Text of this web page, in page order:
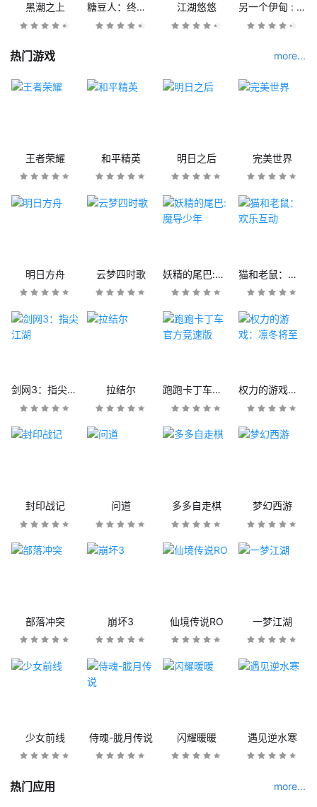
黑潮之上 糖豆人：终极淘汰赛 江湖悠悠 另一个伊甸 : 超越时空的猫
热门游戏 more...
王者荣耀 和平精英 明日之后 完美世界
明日方舟 云梦四时歌 妖精的尾巴:魔导少年 猫和老鼠：欢乐互动
剑网3：指尖江湖 拉结尔 跑跑卡丁车官方竞速版 权力的游戏：凛冬将至
封印战记 问道 多多自走棋 梦幻西游
部落冲突 崩坏3 仙境传说RO 一梦江湖
少女前线 侍魂-胧月传说 闪耀暖暖 遇见逆水寒
热门应用 more...